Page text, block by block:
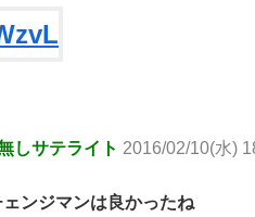
しサテライト 2016/02/10(水)
ンジマンは良かったね